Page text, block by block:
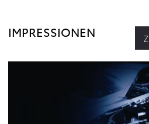
IMPRESSIONEN